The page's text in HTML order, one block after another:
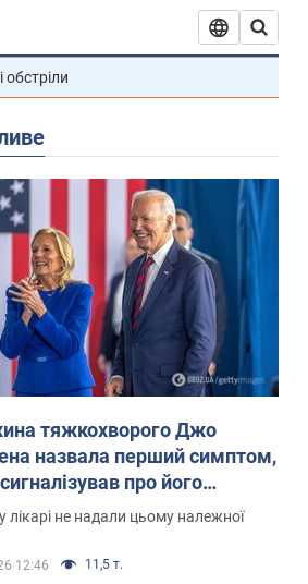
обстріли
тяжкохворого Джо
назвала перший симптом,
про його
рак
лікарі не надали цьому належної
12:46 11,5 т.